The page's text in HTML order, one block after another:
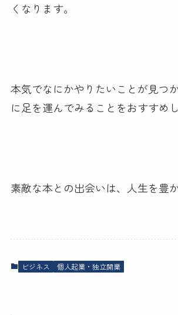
くなります。
本気でなにかやりたいことが見つ
に足を運んでみることをおすすめ
素敵な本との出会いは、人生を豊
ビジネス 個人起業・独立開業